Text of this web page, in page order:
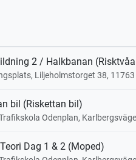
2 / Halkbanan
Liljeholmstorget 38,
bil (Riskettan bil)
Odenplan,
Dag 1 & 2 (Moped)